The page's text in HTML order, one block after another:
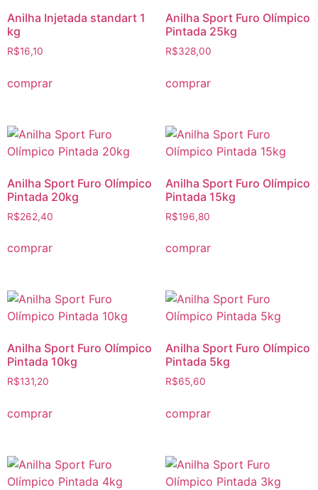
Anilha Injetada standart 1
kg
R$16,10
comprar
Anilha Sport Furo Olímpico
Pintada 25kg
R$328,00
comprar
Anilha Sport Furo Olímpico
Pintada 20kg
R$262,40
comprar
Anilha Sport Furo Olímpico
Pintada 15kg
R$196,80
comprar
Anilha Sport Furo Olímpico
Pintada 10kg
R$131,20
comprar
Anilha Sport Furo Olímpico
Pintada 5kg
R$65,60
comprar